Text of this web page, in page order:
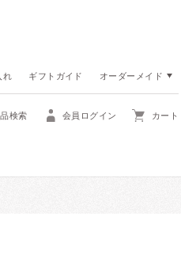
れ ギフトガイド オーダーメイド
検索 会員ログイン カート